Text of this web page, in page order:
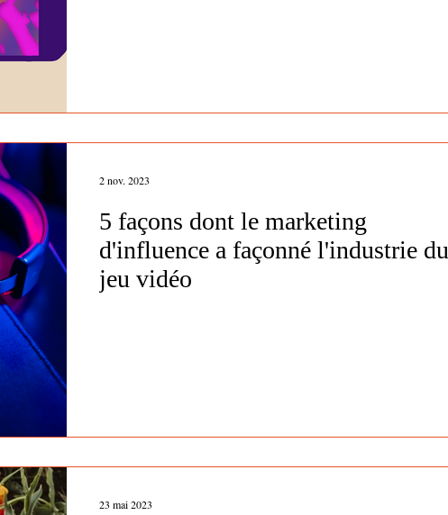
5 façons dont le marketing
d'influence a façonné l'industrie du
jeu vidéo
2 nov. 2023
23 mai 2023